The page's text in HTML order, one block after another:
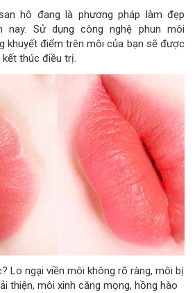
hô đang là phương pháp làm đẹp
nay. Sử dụng công nghệ phun môi
khuyết điểm trên môi của bạn sẽ được
kết thúc điều trị.
Lo ngại viền môi không rõ ràng, môi bị
thiện, môi xinh căng mọng, hồng hào